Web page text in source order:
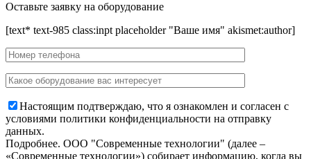
Оставьте заявку на оборудование
[text* text-985 class:inpt placeholder "Ваше имя" akismet:author]
Настоящим подтверждаю, что я ознакомлен и согласен с
условиями политики конфиденциальности на отправку
данных.
Подробнее. OOO "Современные технологии" (далее –
«Современные технологии») собирает информацию, когда вы